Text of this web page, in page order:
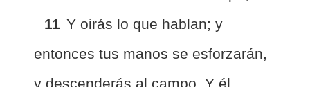
11 Y oirás lo que hablan; y
entonces tus manos se esforzarán,
y descenderás al campo. Y él